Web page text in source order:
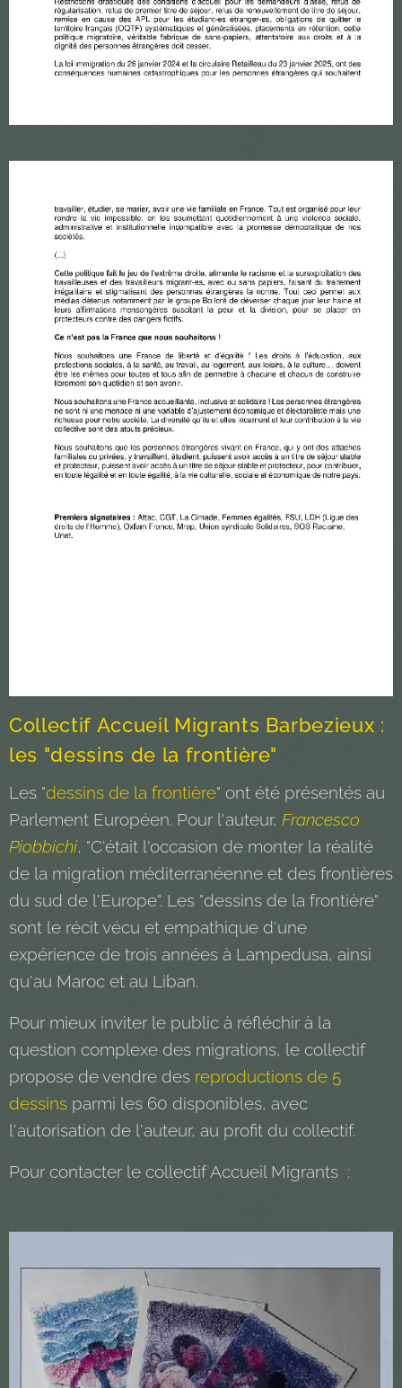
Collectif Accueil Migrants Barbezieux :
les "dessins de la frontière"
Les "dessins de la frontière" ont été présentés au
Parlement Européen. Pour l'auteur, Francesco
Piobbichi, "C'était l'occasion de monter la réalité
de la migration méditerranéenne et des frontières
du sud de l'Europe". Les "dessins de la frontière"
sont le récit vécu et empathique d'une
expérience de trois années à Lampedusa, ainsi
qu'au Maroc et au Liban.
Pour mieux inviter le public à réfléchir à la
question complexe des migrations, le collectif
propose de vendre des reproductions de 5
dessins parmi les 60 disponibles, avec
l'autorisation de l'auteur, au profit du collectif.
Pour contacter le collectif Accueil Migrants :